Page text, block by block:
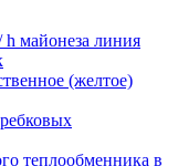
h майонеза линия
(желтое)
теплообменника в